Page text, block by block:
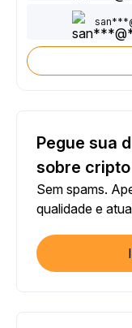
Pegue sua
sobre
Sem spams.
qualidade e